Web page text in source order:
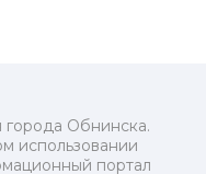
Обнинска.
использовании
портал